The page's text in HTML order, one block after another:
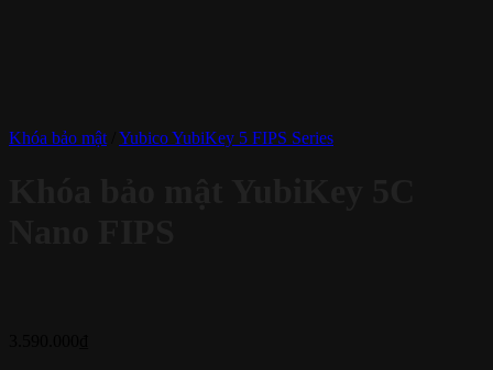
Khóa bảo mật Yubico YubiKey 5 FIPS Series